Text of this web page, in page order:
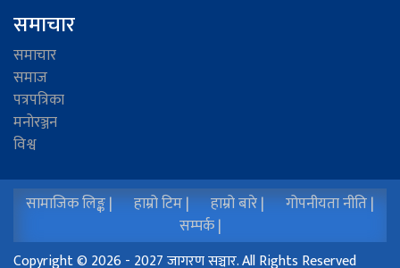
समाचार
समाचार
समाज
पत्रपत्रिका
मनोरञ्जन
विश्व
सामाजिक लिङ्क | हाम्रो टिम | हाम्रो बारे |
गोपनीयता नीति |
सम्पर्क |
Copyright © 2026 - 2027 जागरण सञ्चार. All Rights Reserved